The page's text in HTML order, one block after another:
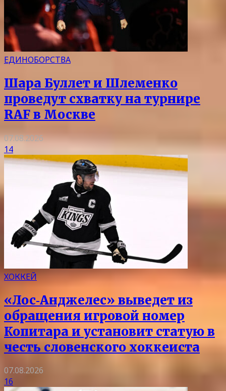
ЕДИНОБОРСТВА
Шара Буллет и Шлеменко
проведут схватку на турнире
RAF в Москве
07.08.2026
14
ХОККЕЙ
«Лос‑Анджелес» выведет из
обращения игровой номер
Копитара и установит статую в
честь словенского хоккеиста
07.08.2026
16